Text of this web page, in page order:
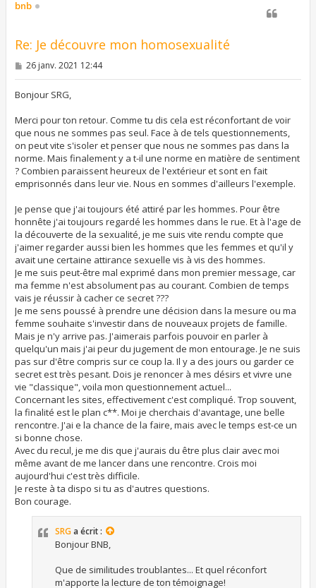
bnb
Re: Je découvre mon homosexualité
M
s
e
26 janv. 2021 12:44
Bonjour SRG,
Merci pour ton retour. Comme tu dis cela est réconfortant de voir
que nous ne sommes pas seul. Face à de tels questionnements,
on peut vite s'isoler et penser que nous ne sommes pas dans la
norme. Mais finalement y a t-il une norme en matière de sentiment
? Combien paraissent heureux de l'extérieur et sont en fait
emprisonnés dans leur vie. Nous en sommes d'ailleurs l'exemple.
Je pense que j'ai toujours été attiré par les hommes. Pour être
honnête j'ai toujours regardé les hommes dans le rue. Et à l'age de
la découverte de la sexualité, je me suis vite rendu compte que
j'aimer regarder aussi bien les hommes que les femmes et qu'il y
avait une certaine attirance sexuelle vis à vis des hommes.
Je me suis peut-être mal exprimé dans mon premier message, car
ma femme n'est absolument pas au courant. Combien de temps
vais je réussir à cacher ce secret ???
Je me sens poussé à prendre une décision dans la mesure ou ma
femme souhaite s'investir dans de nouveaux projets de famille.
Mais je n'y arrive pas. J'aimerais parfois pouvoir en parler à
quelqu'un mais j'ai peur du jugement de mon entourage. Je ne suis
pas sur d'être compris sur ce coup la. Il y a des jours ou garder ce
secret est très pesant. Dois je renoncer à mes désirs et vivre une
vie "classique", voila mon questionnement actuel...
Concernant les sites, effectivement c'est compliqué. Trop souvent,
la finalité est le plan c**. Moi je cherchais d'avantage, une belle
rencontre. J'ai e la chance de la faire, mais avec le temps est-ce un
si bonne chose.
Avec du recul, je me dis que j'aurais du être plus clair avec moi
même avant de me lancer dans une rencontre. Crois moi
aujourd'hui c'est très difficile.
Je reste à ta dispo si tu as d'autres questions.
Bon courage.
SRG a écrit :
Bonjour BNB,
Que de similitudes troublantes... Et quel réconfort
m'apporte la lecture de ton témoignage!